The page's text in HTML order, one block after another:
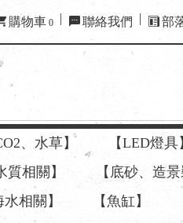
購物車 0 聯絡我們 部
、水草】 【LED燈具
質相關】
【底砂、造景
水相關】 【魚缸】